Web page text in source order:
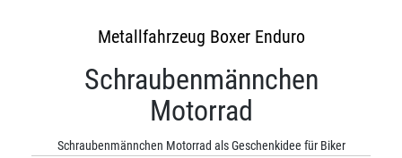
Metallfahrzeug Boxer Enduro
Schraubenmännchen
Motorrad
Schraubenmännchen Motorrad als Geschenkidee für Biker